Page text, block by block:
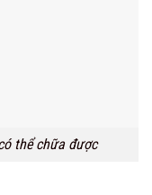
thể chữa được